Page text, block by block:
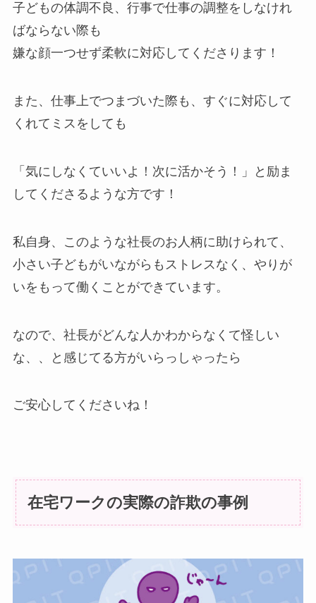
子どもの体調不良、行事で仕事の調整をしなけれ
ばならない際も
嫌な顔一つせず柔軟に対応してくださります！
また、仕事上でつまづいた際も、すぐに対応して
くれてミスをしても
「気にしなくていいよ！次に活かそう！」と励ま
してくださるような方です！
私自身、このような社長のお人柄に助けられて、
小さい子どもがいながらもストレスなく、やりが
いをもって働くことができています。
なので、社長がどんな人かわからなくて怪しい
な、、と感じてる方がいらっしゃったら
ご安心してくださいね！
在宅ワークの実際の詐欺の事例